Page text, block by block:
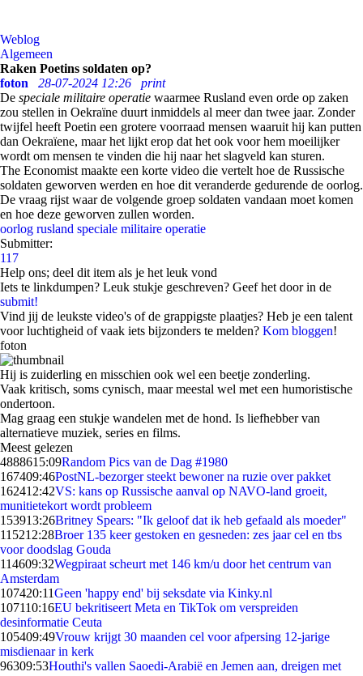
Weblog
Algemeen
Raken Poetins soldaten op?
foton
28-07-2024 12:26
print
De speciale militaire operatie waarmee Rusland even orde op zaken
zou stellen in Oekraïne duurt inmiddels al meer dan twee jaar. Zonder
twijfel heeft Poetin een grotere voorraad mensen waaruit hij kan putten
dan Oekraïene, maar het lijkt erop dat het ook voor hem moeilijker
wordt om mensen te vinden die hij naar het slagveld kan sturen.
The Economist maakte een korte video die vertelt hoe de Russische
soldaten geworven werden en hoe dit veranderde gedurende de oorlog.
De vraag rijst waar de volgende groep soldaten vandaan moet komen
en hoe deze geworven zullen worden.
oorlog rusland speciale militaire operatie
Submitter:
117
Help ons; deel dit item als je het leuk vond
Iets te linkdumpen? Leuk stukje geschreven? Geef het door in de
submit!
Vind jij de leukste video's of de grappigste plaatjes? Heb je een talent
voor luchtigheid of vaak iets bijzonders te melden? Kom bloggen!
foton
Hij is zuiderling en misschien ook wel een beetje zonderling.
Vaak kritisch, soms cynisch, maar meestal wel met een humoristische
ondertoon.
Mag graag een stukje wandelen met de hond. Is liefhebber van
alternatieve muziek, series en films.
Meest gelezen
4888615:09Random Pics van de Dag #1980
167409:46PostNL-bezorger steekt bewoner na ruzie over pakket
162412:42VS: kans op Russische aanval op NAVO-land groeit,
munitietekort wordt probleem
153913:26Britney Spears: "Ik geloof dat ik heb gefaald als moeder"
115212:28Broer 135 keer gestoken en gesneden: zes jaar cel en tbs
voor doodslag Gouda
114609:32Wegpiraat scheurt met 146 km/u door het centrum van
Amsterdam
107420:11Geen 'happy end' bij seksdate via Kinky.nl
107110:16EU bekritiseert Meta en TikTok om verspreiden
desinformatie Ceuta
105409:49Vrouw krijgt 30 maanden cel voor afpersing 12-jarige
misdienaar in kerk
96309:53Houthi's vallen Saoedi-Arabië en Jemen aan, dreigen met